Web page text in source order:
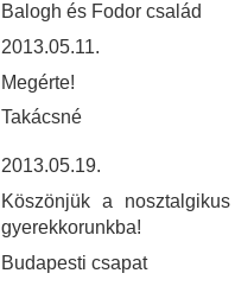
Balogh és Fodor család
2013.05.11.
Megérte!
Takácsné
2013.05.19.
Köszönjük a
gyerekkorunkba!
Budapesti csapat